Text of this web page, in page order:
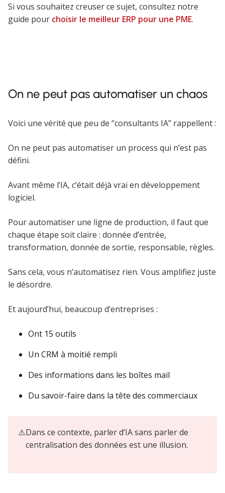
Si vous souhaitez creuser ce sujet, consultez notre
guide pour choisir le meilleur ERP pour une PME.
On ne peut pas automatiser un chaos
Voici une vérité que peu de “consultants IA” rappellent :
On ne peut pas automatiser un process qui n’est pas
défini.
Avant même l’IA, c’était déjà vrai en développement
logiciel.
Pour automatiser une ligne de production, il faut que
chaque étape soit claire : donnée d’entrée,
transformation, donnée de sortie, responsable, règles.
Sans cela, vous n’automatisez rien. Vous amplifiez juste
le désordre.
Et aujourd’hui, beaucoup d’entreprises :
Ont 15 outils
Un CRM à moitié rempli
Des informations dans les boîtes mail
Du savoir-faire dans la tête des commerciaux
⚠️Dans ce contexte, parler d’IA sans parler de
centralisation des données est une illusion.